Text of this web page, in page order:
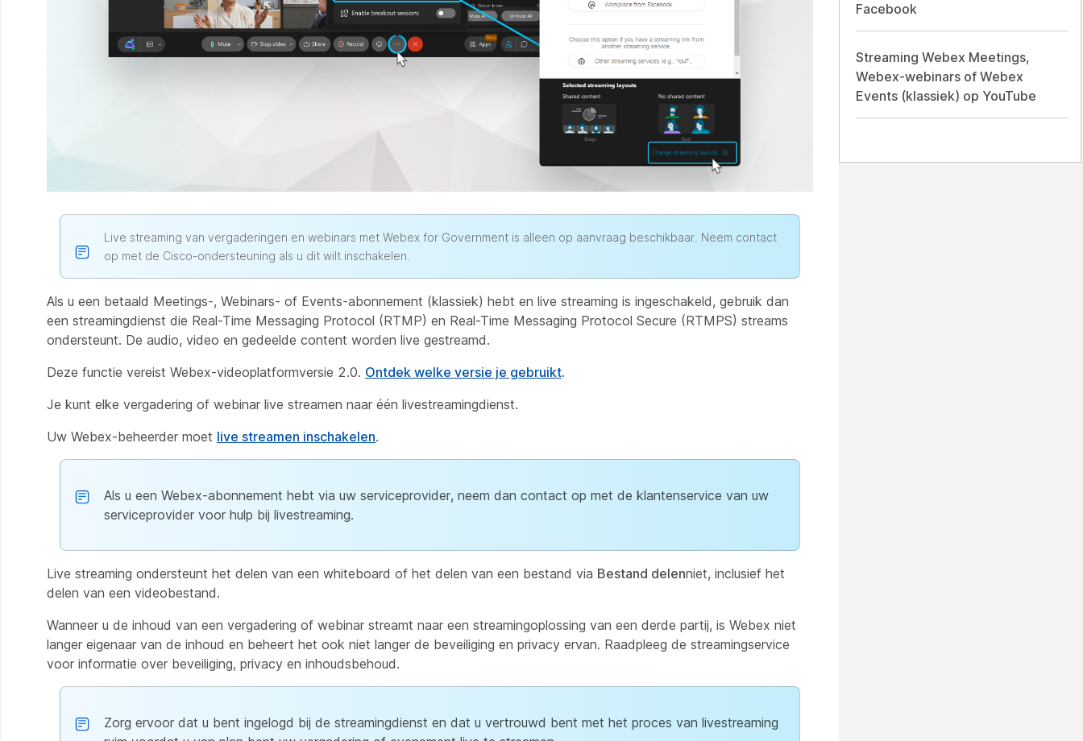
Live streaming van vergaderingen en webinars met Webex for Government is alleen op aanvraag beschikbaar. Neem contact
op met de Cisco-ondersteuning als u dit wilt inschakelen.
Als u een betaald Meetings-, Webinars- of Events-abonnement (klassiek) hebt en live streaming is ingeschakeld, gebruik dan
een streamingdienst die Real-Time Messaging Protocol (RTMP) en Real-Time Messaging Protocol Secure (RTMPS) streams
ondersteunt. De audio, video en gedeelde content worden live gestreamd.
Deze functie vereist Webex-videoplatformversie 2.0. Ontdek welke versie je gebruikt.
Je kunt elke vergadering of webinar live streamen naar één livestreamingdienst.
Uw Webex-beheerder moet live streamen inschakelen.
Als u een Webex-abonnement hebt via uw serviceprovider, neem dan contact op met de klantenservice van uw
serviceprovider voor hulp bij livestreaming.
Live streaming ondersteunt het delen van een whiteboard of het delen van een bestand via Bestand delenniet, inclusief het
delen van een videobestand.
Wanneer u de inhoud van een vergadering of webinar streamt naar een streamingoplossing van een derde partij, is Webex niet
langer eigenaar van de inhoud en beheert het ook niet langer de beveiliging en privacy ervan. Raadpleeg de streamingservice
voor informatie over beveiliging, privacy en inhoudsbehoud.
Zorg ervoor dat u bent ingelogd bij de streamingdienst en dat u vertrouwd bent met het proces van livestreaming
Facebook
Streaming Webex Meetings,
Webex-webinars of Webex
Events (klassiek) op YouTube